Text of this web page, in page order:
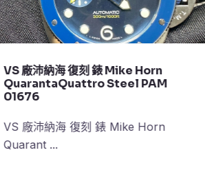
VS 廠沛納海 復刻 錶 Mike Horn
QuarantaQuattro Steel PAM
01676
VS 廠沛納海 復刻 錶 Mike Horn
Quarant ...